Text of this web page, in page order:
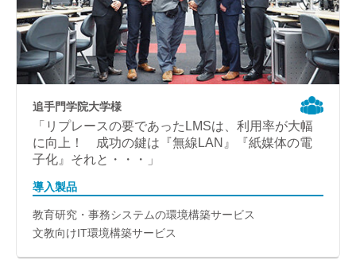
追手門学院大学様
「リプレースの要であったLMSは、利用率が大幅
に向上！ 成功の鍵は『無線LAN』『紙媒体の電
子化』それと・・・」
導入製品
教育研究・事務システムの環境構築サービス
文教向けIT環境構築サービス